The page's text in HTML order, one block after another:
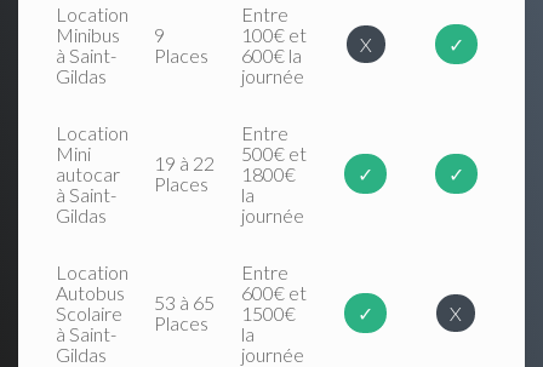
Location
Minibus
à Saint-
Gildas
9
Places
Entre
100€ et
600€ la
journée
X ✓
Location
Mini
autocar
à Saint-
Gildas
19 à 22
Places
Entre
500€ et
1800€
la
journée
✓ ✓
Location
Autobus
Scolaire
à Saint-
Gildas
53 à 65
Places
Entre
600€ et
1500€
la
journée
✓ X